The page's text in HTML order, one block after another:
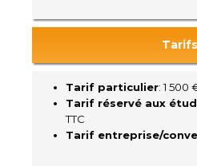
Tarifs
Tarif particulier: 1 500
Tarif réservé aux
TTC
Tarif entreprise/